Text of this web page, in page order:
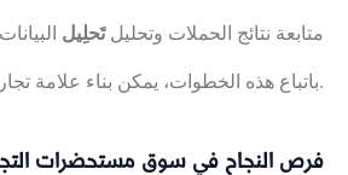
متابعة نتائج الحملات وتحليلتَحلِيل
باتباع هذه الخطوات، يمكن بناء علامة تجارية قوية وتحقيق نجاح مستدام.
فرص النجاح في سوق مستحضرات